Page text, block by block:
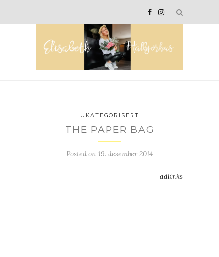
UKATEGORISERT
THE PAPER BAG
Posted on 19. desember 2014
adlinks